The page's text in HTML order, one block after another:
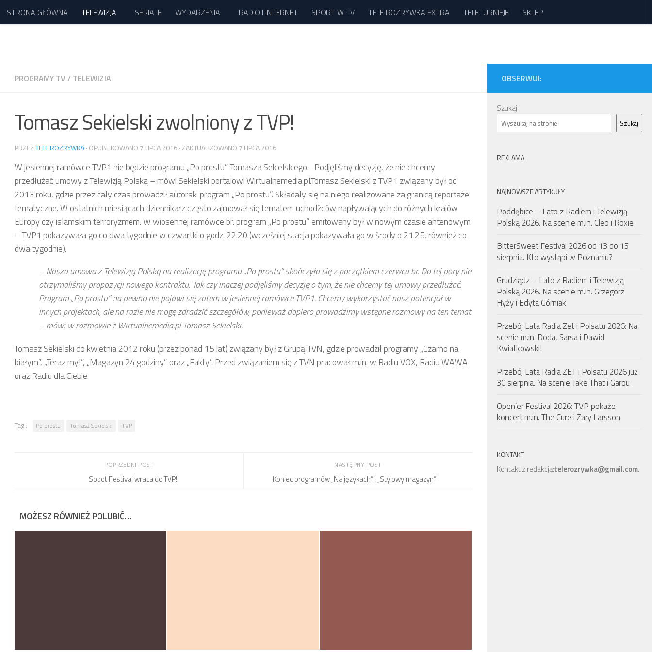
Przejdź do treści
STRONA GŁÓWNA TELEWIZJA SERIALE WYDARZENIA RADIO I INTERNET SPORT W TV TELE ROZRYWKA EXTRA TELETURNIEJE SKLEP
PROGRAMY TV / TELEWIZJA
Tomasz Sekielski zwolniony z TVP!
PRZEZTELE ROZRYWKA· OPUBLIKOWANO 7 LIPCA 2016 · ZAKTUALIZOWANO 7 LIPCA 2016
W jesiennej ramówce TVP1 nie będzie programu „Po prostu” Tomasza Sekielskiego. -Podjęliśmy decyzję, że nie chcemy
przedłużać umowy z Telewizją Polską – mówi Sekielski portalowi Wirtualnemedia.pl.Tomasz Sekielski z TVP1 związany był od
2013 roku, gdzie przez cały czas prowadził autorski program „Po prostu”. Składały się na niego realizowane za granicą reportaże
tematyczne. W ostatnich miesiącach dziennikarz często zajmował się tematem uchodźców napływających do różnych krajów
Europy czy islamskim terroryzmem. W wiosennej ramówce br. program „Po prostu” emitowany był w nowym czasie antenowym
– TVP1 pokazywała go co dwa tygodnie w czwartki o godz. 22.20 (wcześniej stacja pokazywała go w środy o 21.25, również co
dwa tygodnie).
– Nasza umowa z Telewizją Polską na realizację programu „Po prostu” skończyła się z początkiem czerwca br. Do tej pory nie
otrzymaliśmy propozycji nowego kontraktu. Tak czy inaczej podjęliśmy decyzję o tym, że nie chcemy tej umowy przedłużać.
Program „Po prostu” na pewno nie pojawi się zatem w jesiennej ramówce TVP1. Chcemy wykorzystać nasz potencjał w
innych projektach, ale na razie nie mogę zdradzić szczegółów, ponieważ dopiero prowadzimy wstępne rozmowy na ten temat
– mówi w rozmowie z Wirtualnemedia.pl Tomasz Sekielski.
Tomasz Sekielski do kwietnia 2012 roku (przez ponad 15 lat) związany był z Grupą TVN, gdzie prowadził programy „Czarno na
białym”, „Teraz my!”, „Magazyn 24 godziny” oraz „Fakty”. Przed związaniem się z TVN pracował m.in. w Radiu VOX, Radiu WAWA
oraz Radiu dla Ciebie.
Tagi: Po prostu Tomasz Sekielski TVP
NASTĘPNY POST
Koniec programów „Na językach” i „Stylowy magazyn”
POPRZEDNI POST
Sopot Festival wraca do TVP!
MOŻESZ RÓWNIEŻ POLUBIĆ…
OBSERWUJ:
Szukaj
Szukaj
REKLAMA
NAJNOWSZE ARTYKUŁY
Poddębice – Lato z Radiem i Telewizją
Polską 2026. Na scenie m.in. Cleo i Roxie
BitterSweet Festival 2026 od 13 do 15
sierpnia. Kto wystąpi w Poznaniu?
Grudziądz – Lato z Radiem i Telewizją
Polską 2026. Na scenie m.in. Grzegorz
Hyży i Edyta Górniak
Przebój Lata Radia Zet i Polsatu 2026: Na
scenie m.in. Doda, Sarsa i Dawid
Kwiatkowski!
Przebój Lata Radia ZET i Polsatu 2026 już
30 sierpnia. Na scenie Take That i Garou
Open’er Festival 2026: TVP pokaże
koncert m.in. The Cure i Zary Larsson
KONTAKT
Kontakt z redakcją:telerozrywka@gmail.com.